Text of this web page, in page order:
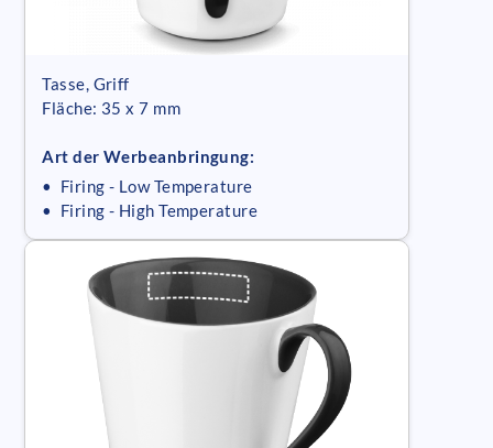
Tasse, Griff
Fläche: 35 x 7 mm
Art der Werbeanbringung:
• Firing - Low Temperature
• Firing - High Temperature